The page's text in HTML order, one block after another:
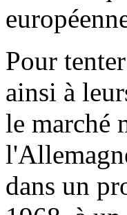
Pour
ainsi à
le marché
dans un